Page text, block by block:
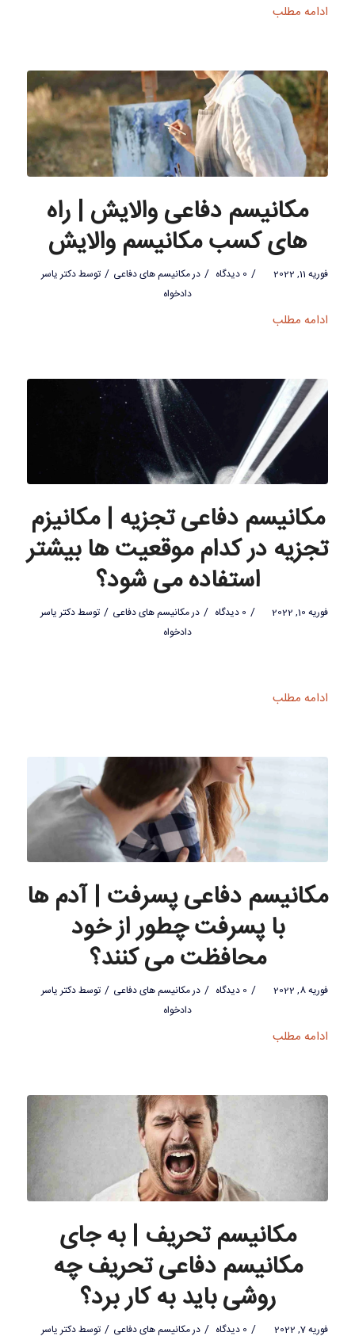
ادامه مطلب
مکانیسم دفاعی والایش | راه
های کسب مکانیسم والایش
فوریه 11, 2022 / 0 دیدگاه / درمکانیسم های دفاعی / توسطدکتر یاسر
دادخواه
ادامه مطلب
مکانیسم دفاعی تجزیه | مکانیزم
تجزیه در کدام موقعیت ها بیشتر
استفاده می شود؟
فوریه 10, 2022 / 0 دیدگاه / درمکانیسم های دفاعی / توسطدکتر یاسر
دادخواه
ادامه مطلب
مکانیسم دفاعی پسرفت | آدم ها
با پسرفت چطور از خود
محافظت می کنند؟
فوریه 8, 2022 / 0 دیدگاه / درمکانیسم های دفاعی / توسطدکتر یاسر
دادخواه
ادامه مطلب
مکانیسم تحریف | به جای
مکانیسم دفاعی تحریف چه
روشی باید به کار برد؟
فوریه 7, 2022 / 0 دیدگاه / درمکانیسم های دفاعی / توسطدکتر یاسر